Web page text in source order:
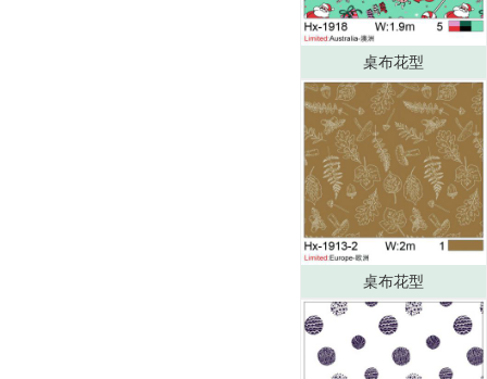
桌布花型
桌布花型